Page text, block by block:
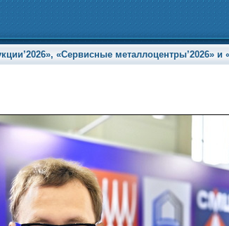
«Сервисные металлоцентры’2026» и